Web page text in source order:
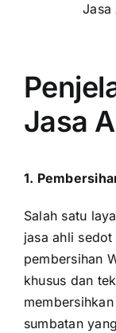
Jasa
Jasa
1.
Salah satu
jasa ahli
pembersihan
khusus dan
sumbatan